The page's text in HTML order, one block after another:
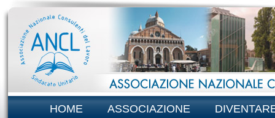
HOME ASSOCIAZIONE